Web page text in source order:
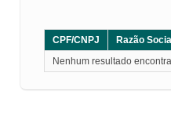
CPF/CNPJ Razão Social
Nenhum resultado